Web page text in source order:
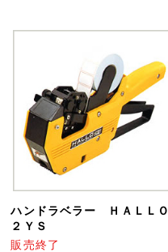
ハンドラベラー ＨＡＬＬＯ
２ＹＳ
販売終了